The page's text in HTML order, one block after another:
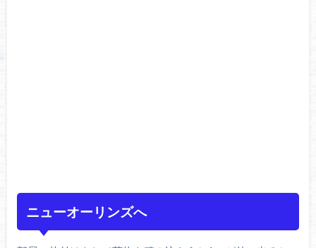
ニューオーリンズへ